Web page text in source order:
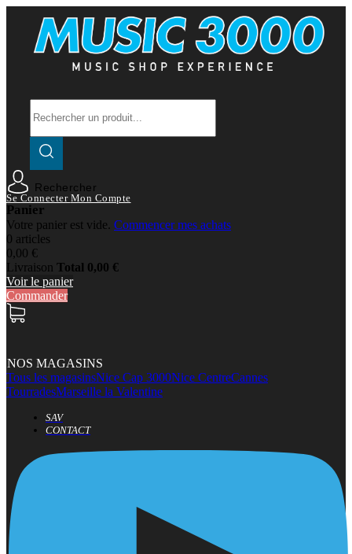
Rechercher
Se Connecter Mon Compte
Panier
Votre panier est vide. Commencer mes achats
0 articles
0,00 €
Livraison Total 0,00 €
Voir le panier
Commander
NOS MAGASINS
Tous les magasinsNice Cap 3000Nice CentreCannes
TourradesMarseille la Valentine
SAV
CONTACT